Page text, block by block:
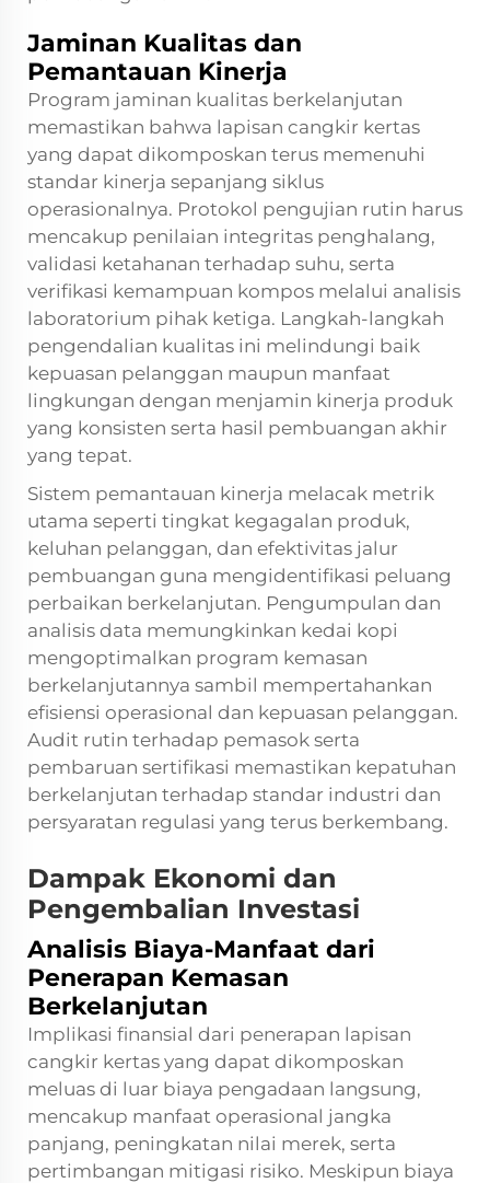
Jaminan Kualitas dan
Pemantauan Kinerja
Program jaminan kualitas berkelanjutan
memastikan bahwa lapisan cangkir kertas
yang dapat dikomposkan terus memenuhi
standar kinerja sepanjang siklus
operasionalnya. Protokol pengujian rutin harus
mencakup penilaian integritas penghalang,
validasi ketahanan terhadap suhu, serta
verifikasi kemampuan kompos melalui analisis
laboratorium pihak ketiga. Langkah-langkah
pengendalian kualitas ini melindungi baik
kepuasan pelanggan maupun manfaat
lingkungan dengan menjamin kinerja produk
yang konsisten serta hasil pembuangan akhir
yang tepat.
Sistem pemantauan kinerja melacak metrik
utama seperti tingkat kegagalan produk,
keluhan pelanggan, dan efektivitas jalur
pembuangan guna mengidentifikasi peluang
perbaikan berkelanjutan. Pengumpulan dan
analisis data memungkinkan kedai kopi
mengoptimalkan program kemasan
berkelanjutannya sambil mempertahankan
efisiensi operasional dan kepuasan pelanggan.
Audit rutin terhadap pemasok serta
pembaruan sertifikasi memastikan kepatuhan
berkelanjutan terhadap standar industri dan
persyaratan regulasi yang terus berkembang.
Dampak Ekonomi dan
Pengembalian Investasi
Analisis Biaya-Manfaat dari
Penerapan Kemasan
Berkelanjutan
Implikasi finansial dari penerapan lapisan
cangkir kertas yang dapat dikomposkan
meluas di luar biaya pengadaan langsung,
mencakup manfaat operasional jangka
panjang, peningkatan nilai merek, serta
pertimbangan mitigasi risiko. Meskipun biaya